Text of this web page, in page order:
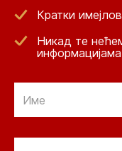
Кратки
Никад те
информацијама